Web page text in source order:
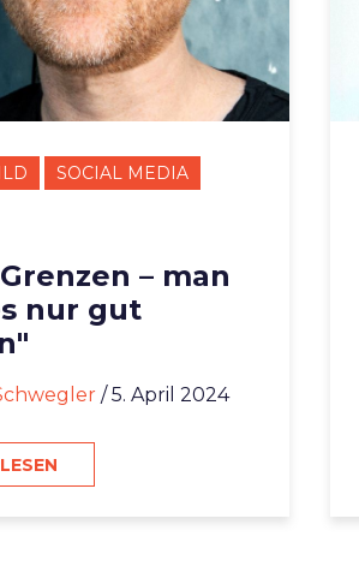
SOCIAL MEDIA
– man
nur gut
/ 5. April 2024